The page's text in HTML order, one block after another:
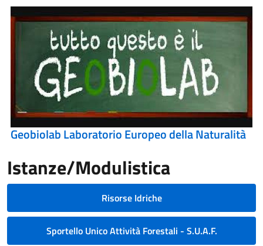
Geobiolab Laboratorio Europeo della Naturalità
Istanze/Modulistica
Risorse Idriche
Sportello Unico Attività Forestali - S.U.A.F.